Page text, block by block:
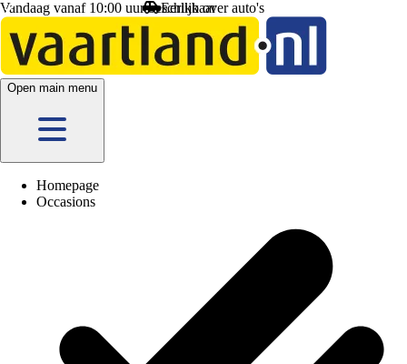
Vandaag vanaf 10:00 uur beschikbaar
Open main menu
Homepage
Occasions